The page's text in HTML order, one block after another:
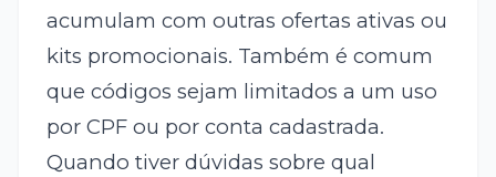
acumulam com outras ofertas ativas ou
kits promocionais. Também é comum
que códigos sejam limitados a um uso
por CPF ou por conta cadastrada.
Quando tiver dúvidas sobre qual